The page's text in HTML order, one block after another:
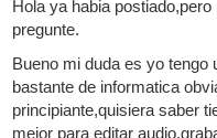
Hola ya habia
pregunte.
Bueno mi duda es yo
bastante de informatica
principiante,quisiera saber
mejor para editar